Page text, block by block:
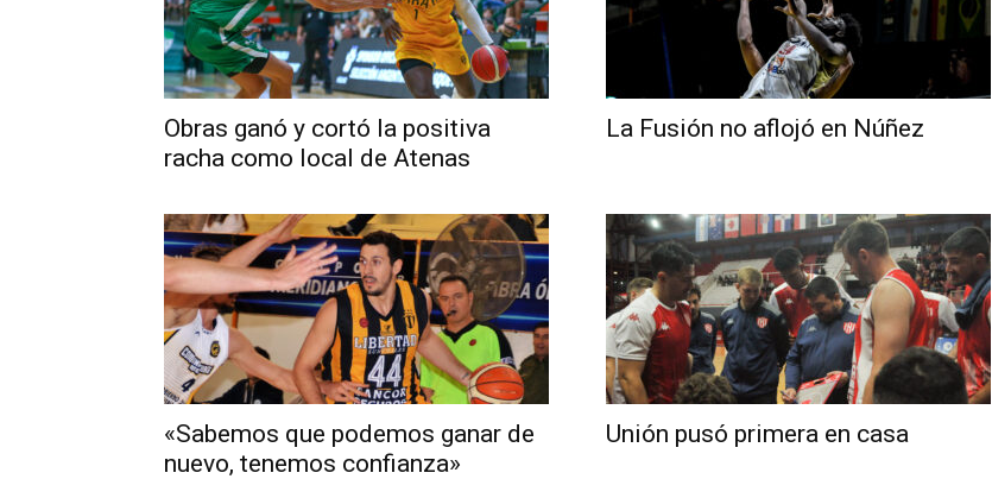
Obras ganó y cortó la positiva
racha como local de Atenas
La Fusión no aflojó en Núñez
«Sabemos que podemos ganar de
nuevo, tenemos confianza»
Unión pusó primera en casa